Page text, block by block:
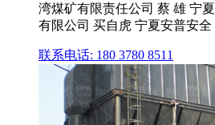
湾煤矿有限责任公司 蔡 雄 宁
有限公司 买自虎 宁夏安普安全
联系电话: 180 3780 8511